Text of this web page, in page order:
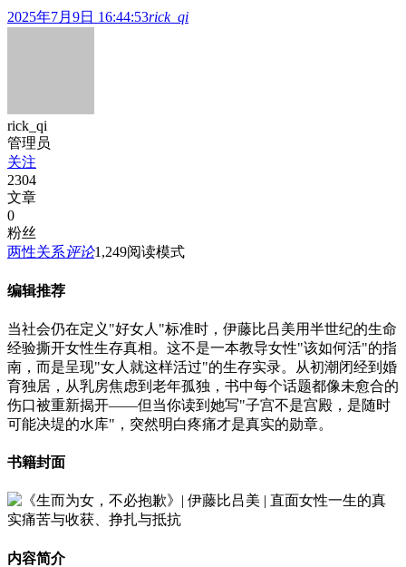
2025年7月9日 16:44:53rick_qi
rick_qi
管理员
关注
2304
文章
0
粉丝
两性关系评论1,249阅读模式
编辑推荐
当社会仍在定义"好女人"标准时，伊藤比吕美用半世纪的生命
经验撕开女性生存真相。这不是一本教导女性"该如何活"的指
南，而是呈现"女人就这样活过"的生存实录。从初潮闭经到婚
育独居，从乳房焦虑到老年孤独，书中每个话题都像未愈合的
伤口被重新揭开——但当你读到她写"子宫不是宫殿，是随时
可能决堤的水库"，突然明白疼痛才是真实的勋章。
书籍封面
内容简介